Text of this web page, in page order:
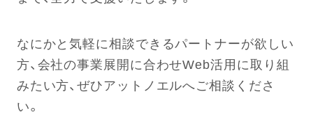
なにかと気軽に相談できるパートナーが欲しい
方、会社の事業展開に合わせWeb活用に取り組
みたい方、ぜひアットノエルへご相談くださ
い。